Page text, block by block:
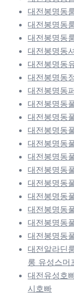
대전봉명동
대전봉명동
대전봉명동
대전봉명동
대전봉명동
대전봉명동
대전봉명동
대전봉명동
대전봉명동
대전봉명동
대전봉명동
대전봉명동
대전봉명동
대전봉명동
대전봉명동
대전봉명동
대전봉명동
대전봉명동
대전알라딘
롱 유성스머
대전유성호
시호빠